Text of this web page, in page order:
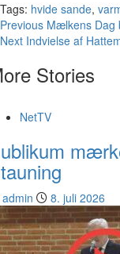
Tags: hvide sande,
Continue
Reading
Previous Mælkens Dag
Next Indvielse af
Stories
NetTV
admin 8. juli 2026